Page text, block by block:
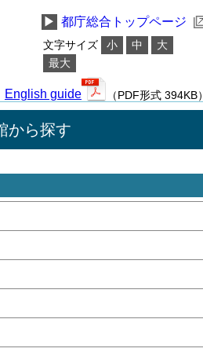
▶ 都庁総合トップページ
文字サイズ 小 中
大
最大
English guide （PDF形式 394KB）
から探す